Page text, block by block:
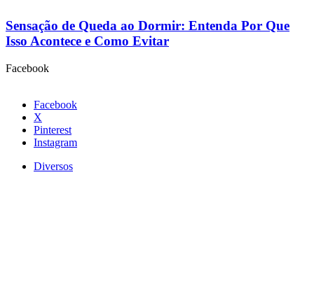
Sensação de Queda ao Dormir: Entenda Por Que
Isso Acontece e Como Evitar
Facebook
Facebook
X
Pinterest
Instagram
Diversos